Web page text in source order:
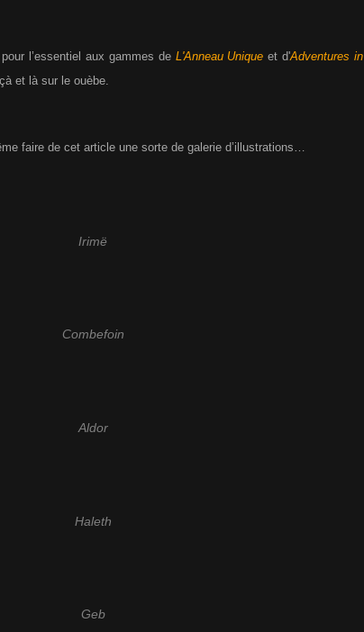
l’essentiel aux gammes de L'Anneau Unique et d'Adventures in
et là sur le ouèbe.
faire de cet article une sorte de galerie d’illustrations…
Irimë
Combefoin
Aldor
Haleth
Geb